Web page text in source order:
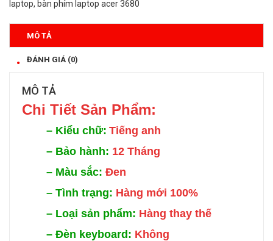
laptop, bàn phím laptop acer 3680
MÔ TẢ
ĐÁNH GIÁ (0)
MÔ TẢ
Chi Tiết Sản Phẩm:
– Kiểu chữ: Tiếng anh
– Bảo hành: 12 Tháng
– Màu sắc: Đen
– Tình trạng: Hàng mới 100%
– Loại sản phẩm: Hàng thay thế
– Đèn keyboard: Không